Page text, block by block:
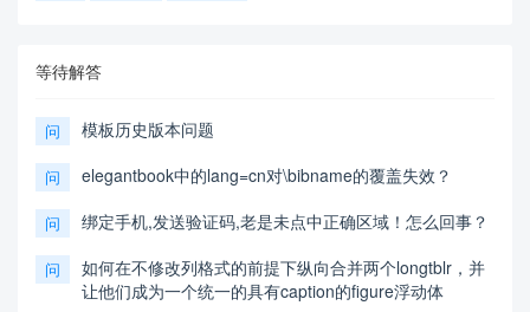
等待解答
问 模板历史版本问题
问 elegantbook中的lang=cn对\bibname的覆盖失效？
问 绑定手机,发送验证码,老是未点中正确区域！怎么回事？
问
如何在不修改列格式的前提下纵向合并两个longtblr，并
让他们成为一个统一的具有caption的figure浮动体